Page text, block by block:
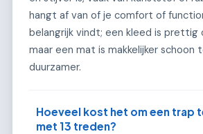
hangt af van of je comfort of
belangrijk vindt; een kleed is prettig
maar een mat is makkelijker schoon
duurzamer.
Hoeveel kost het om een trap
met 13 treden?